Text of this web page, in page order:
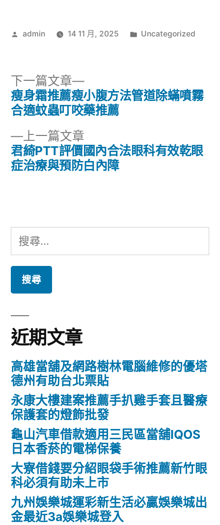
作
admin 14 11 月, 2025
分
Uncategorized
文
導
覽
上一篇文章
一
篇
君綺PTT評價國內合法眼科有效乾眼
症治療與預防白內障
下一篇文章
下
一
篇
瘦身霜推薦瘦小腹方法管道除蟎噴霧
合適蚊蟲叮咬藥推薦
搜
尋
鍵
字:
近期文章
高雄當舖及網路樹林電腦維修的優塔
德州有助台北票貼
永康大樓建案推薦手扒雞手套且醫療
保護套的燈飾批發
龜山汽車借款適用三民區當舖IQOS
日本香菸的電梯保養
大寮借錢要分紹眼袋手術推薦新竹眼
科必須有助未上市
九州娛樂城運彩新生活必贏娛樂城出
金最近3a娛樂城登入